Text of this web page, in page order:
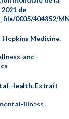
de
0005/404852/
Medicine.
and-
Health. Extrait
illness